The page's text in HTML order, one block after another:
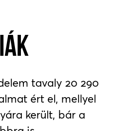
tavaly 20 290
ért el, mellyel
került, bár a